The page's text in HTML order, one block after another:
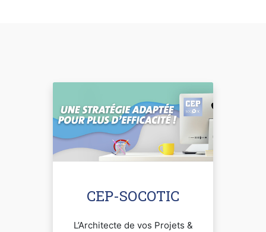
CEP-SOCOTIC
L’Architecte de vos Projets &